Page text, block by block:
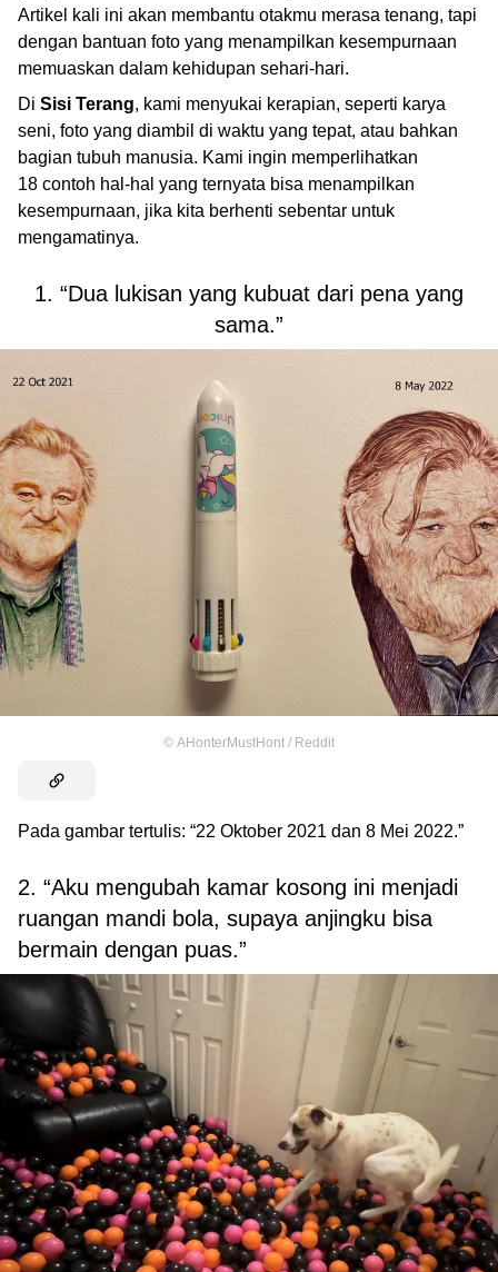
Artikel kali ini akan membantu otakmu merasa tenang, tapi
dengan bantuan foto yang menampilkan kesempurnaan
memuaskan dalam kehidupan sehari-hari.
Di Sisi Terang, kami menyukai kerapian, seperti karya
seni, foto yang diambil di waktu yang tepat, atau bahkan
bagian tubuh manusia. Kami ingin memperlihatkan
18 contoh hal-hal yang ternyata bisa menampilkan
kesempurnaan, jika kita berhenti sebentar untuk
mengamatinya.
1. “Dua lukisan yang kubuat dari pena yang
sama.”
© AHonterMustHont / Reddit
Pada gambar tertulis: “22 Oktober 2021 dan 8 Mei 2022.”
2. “Aku mengubah kamar kosong ini menjadi
ruangan mandi bola, supaya anjingku bisa
bermain dengan puas.”